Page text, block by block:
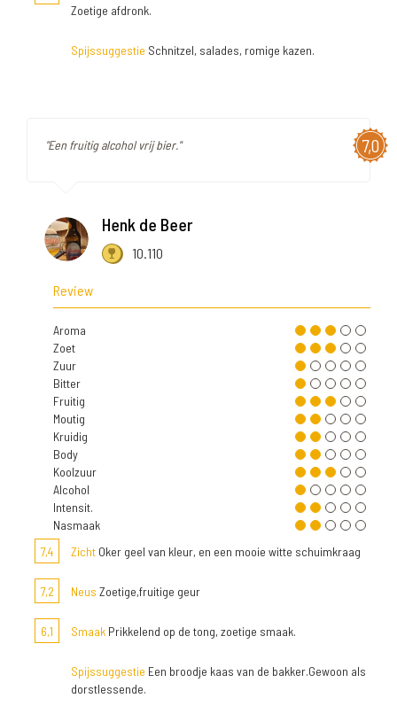
Zoetige afdronk.
Spijssuggestie Schnitzel, salades, romige kazen.
7,0
"Een fruitig alcohol vrij bier."
Henk de Beer
10.110
Review
Aroma
Zoet
Zuur
Bitter
Fruitig
Moutig
Kruidig
Body
Koolzuur
Alcohol
Intensit.
Nasmaak
7,4
Zicht Oker geel van kleur, en een mooie witte schuimkraag
7,2 Neus Zoetige,fruitige geur
6,1 Smaak Prikkelend op de tong, zoetige smaak.
Spijssuggestie Een broodje kaas van de bakker.Gewoon als
dorstlessende.